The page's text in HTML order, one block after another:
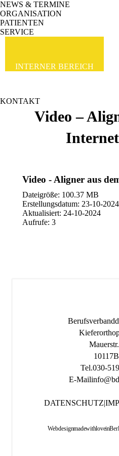
NEWS & TERMINE
ORGANISATION
PATIENTEN
SERVICE
INTERNER BEREICH
KONTAKT
Video –
Video - Aligner aus
Dateigröße: 100.37 MB
Erstellungsdatum: 23-10-2024
Aktualisiert: 24-10-2024
Aufrufe: 3
Berufsverband
10117
Tel.030-
E-Mail
DATENSCHUTZ|
Webdesign made with love in